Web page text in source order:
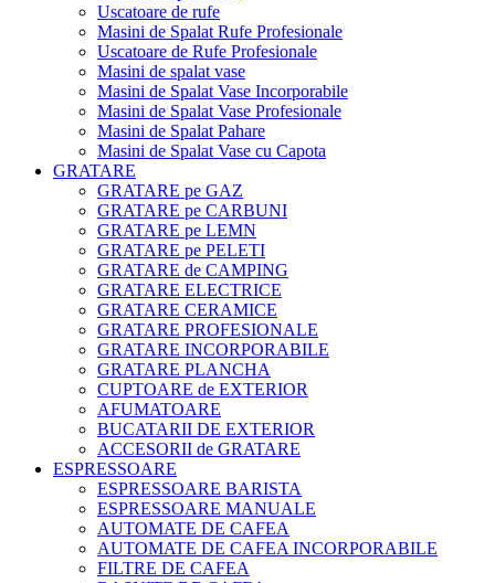
Uscatoare de rufe
Masini de Spalat Rufe Profesionale
Uscatoare de Rufe Profesionale
Masini de spalat vase
Masini de Spalat Vase Incorporabile
Masini de Spalat Vase Profesionale
Masini de Spalat Pahare
Masini de Spalat Vase cu Capota
GRATARE
GRATARE pe GAZ
GRATARE pe CARBUNI
GRATARE pe LEMN
GRATARE pe PELETI
GRATARE de CAMPING
GRATARE ELECTRICE
GRATARE CERAMICE
GRATARE PROFESIONALE
GRATARE INCORPORABILE
GRATARE PLANCHA
CUPTOARE de EXTERIOR
AFUMATOARE
BUCATARII DE EXTERIOR
ACCESORII de GRATARE
ESPRESSOARE
ESPRESSOARE BARISTA
ESPRESSOARE MANUALE
AUTOMATE DE CAFEA
AUTOMATE DE CAFEA INCORPORABILE
FILTRE DE CAFEA